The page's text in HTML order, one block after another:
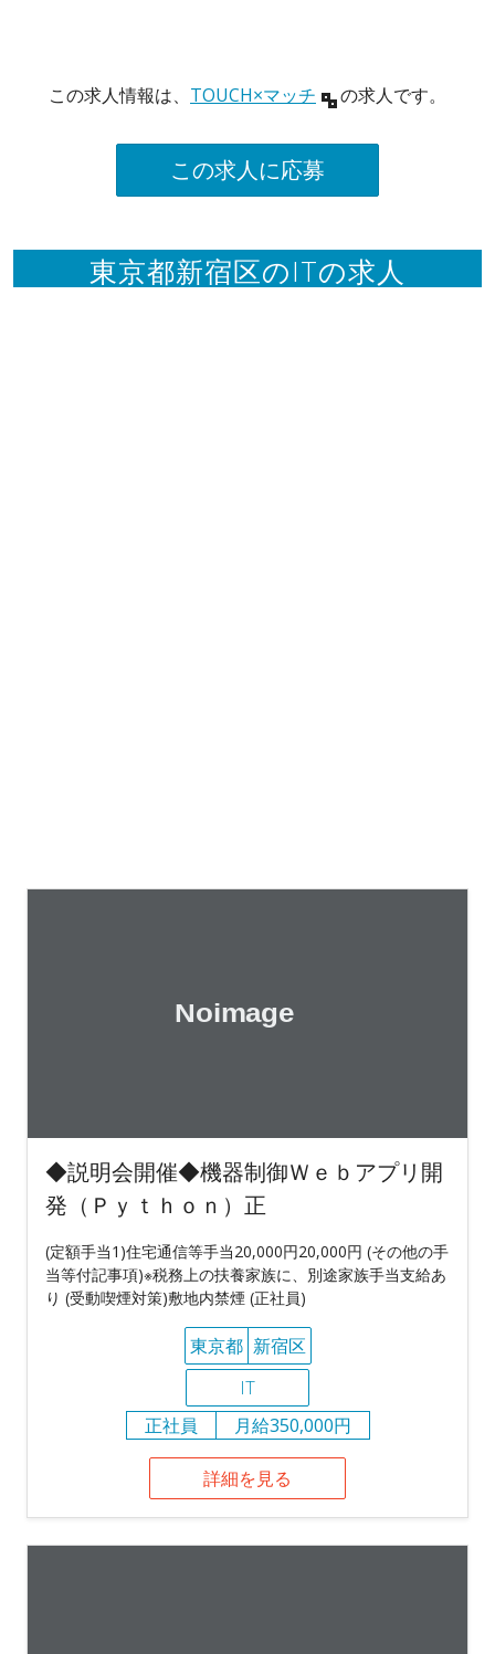
この求人情報は、 TOUCH×マッチ の求人です。
この求人に応募
東京都新宿区のITの求人
◆説明会開催◆機器制御Ｗｅｂアプリ開
発（Ｐｙｔｈｏｎ）正
(定額手当1)住宅通信等手当20,000円20,000円 (その他の手
当等付記事項)※税務上の扶養家族に、別途家族手当支給あ
り (受動喫煙対策)敷地内禁煙 (正社員)
東京都 新宿区
IT
正社員
月給350,000円
詳細を見る